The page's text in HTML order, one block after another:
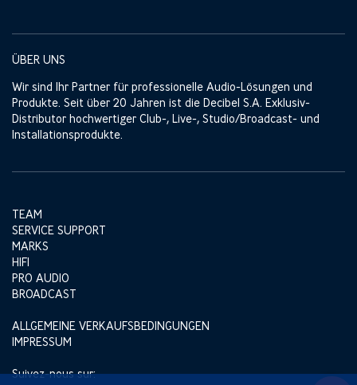
ÜBER UNS
Wir sind Ihr Partner für professionelle Audio-Lösungen und
Produkte. Seit über 20 Jahren ist die Decibel S.A. Exklusiv-
Distributor hochwertiger Club-, Live-, Studio/Broadcast- und
Installationsprodukte.
TEAM
SERVICE SUPPORT
MARKS
HIFI
PRO AUDIO
BROADCAST
ALLGEMEINE VERKAUFSBEDINGUNGEN
IMPRESSUM
Suivez-nous sur: